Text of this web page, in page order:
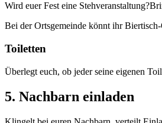
Wird euer Fest eine
Bei der Ortsgemeinde könnt ihr
Toiletten
Überlegt euch, ob jeder seine eigenen
5. Nachbarn einladen